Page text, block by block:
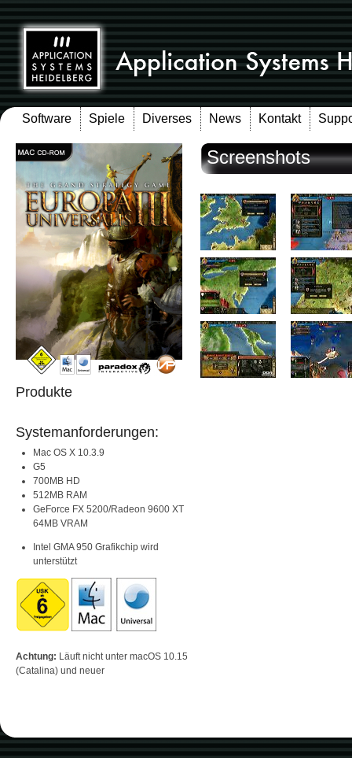
Software Spiele Diverses News Kontakt
Produkte
Systemanforderungen:
Mac OS X 10.3.9
G5
700MB HD
512MB RAM
GeForce FX 5200/Radeon 9600 XT
64MB VRAM
Intel GMA 950 Grafikchip wird
unterstützt
Achtung: Läuft nicht unter macOS 10.15
(Catalina) und neuer
Screenshots